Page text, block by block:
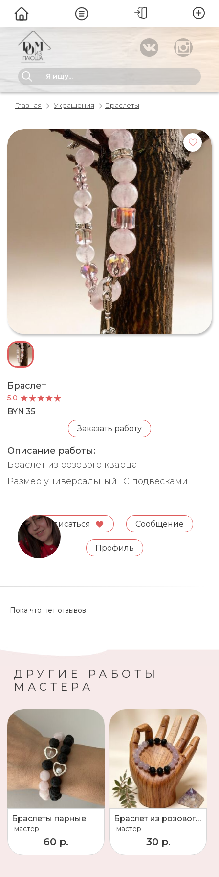
Главная Украшения Браслеты
Браслет
5,0
BYN 35
Заказать работу
Описание работы:
Браслет из розового кварца
Размер универсальный . С подвесками
Подписаться Сообщение
Профиль
Пока что нет отзывов
ДРУГИЕ РАБОТЫ
МАСТЕРА
Браслеты парные
мастер
60 р.
Браслет из розового кварца
мастер
30 р.